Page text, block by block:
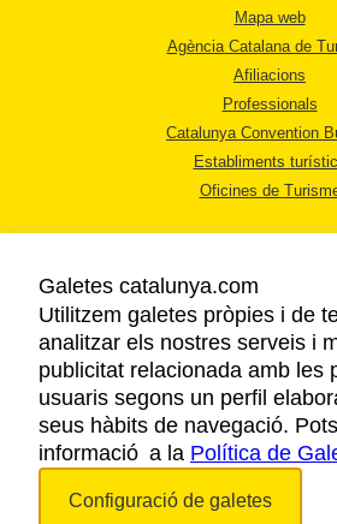
Mapa web
Agència Catalana de
Afiliacions
Professionals
Catalunya Convention
Establiments
Oficines de
AVÍS LEGAL
POLÍTICA DE
COOKIES
ACCESSIBILITAT
Galetes catalunya.com
Utilitzem galetes pròpies i de
analitzar els nostres serveis i
publicitat relacionada amb les
usuaris segons un perfil
seus hàbits de navegació.
informació a la Política de
Configuració de galetes